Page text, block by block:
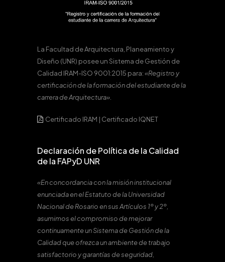
La Facultad de Arquitectura, Planeamiento y
Diseño (UNR) posee un Sistema de Gestión de
Calidad IRAM-ISO 9001:2015 para:«Registro y
certificación de la formación del estudiante de la
carrera de Arquitectura».
Certificado IRAM | Certificado IQNET
Declaración de Política de la Calidad
de la FAPyD UNR
«En concordancia con la misión institucional
enunciada en el Estatuto de la Universidad
Nacional de Rosario en sus Artículos 1º y 2º,
asumimos el compromiso de mejorar
continuamente un Sistema de Gestión de la
Calidad que ofrezca un ambiente de trabajo
satisfactorio y garantías de seguridad,